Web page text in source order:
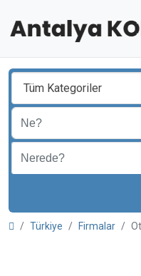
Tüm Kategoriler
Türkiye Firmalar